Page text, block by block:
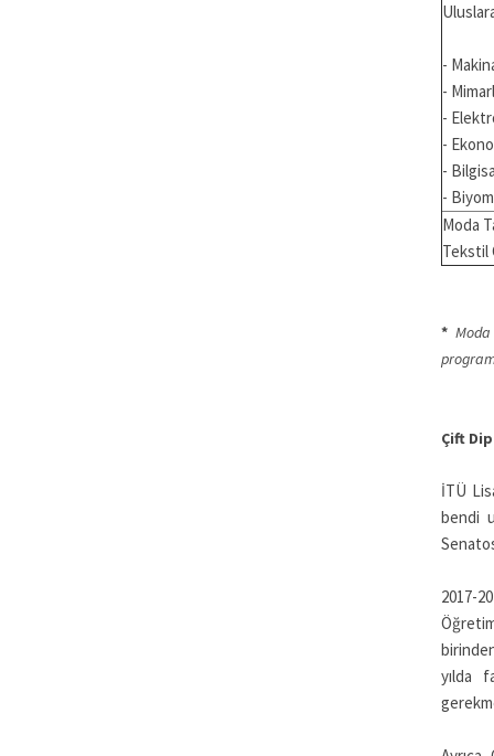
-
-
-
-
-
-
Moda
Tekstil
*
Çift
İTÜ
bendi
2017-
yılda